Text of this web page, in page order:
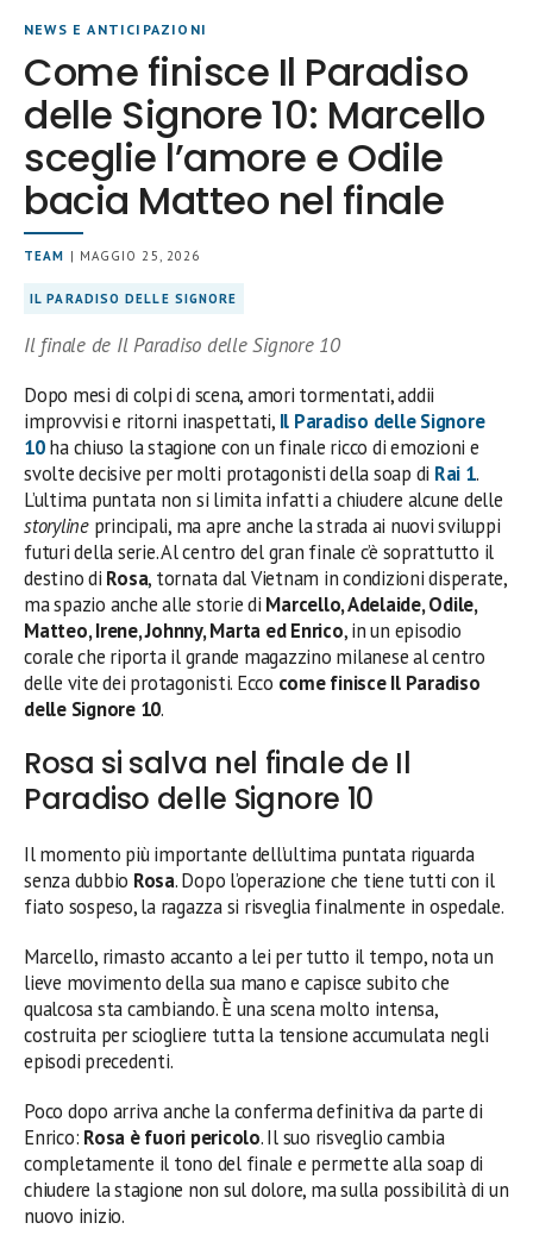
NEWS E ANTICIPAZIONI
Come finisce Il Paradiso
delle Signore 10: Marcello
sceglie l’amore e Odile
bacia Matteo nel finale
TEAM | MAGGIO 25, 2026
IL PARADISO DELLE SIGNORE
Il finale de Il Paradiso delle Signore 10
Dopo mesi di colpi di scena, amori tormentati, addii
improvvisi e ritorni inaspettati, Il Paradiso delle Signore
10ha chiuso la stagione con un finale ricco di emozioni e
svolte decisive per molti protagonisti della soap di Rai 1.
L’ultima puntata non si limita infatti a chiudere alcune delle
storylineprincipali, ma apre anche la strada ai nuovi sviluppi
futuri della serie. Al centro del gran finale c’è soprattutto il
destino di Rosa, tornata dal Vietnam in condizioni disperate,
ma spazio anche alle storie di Marcello, Adelaide, Odile,
Matteo, Irene, Johnny, Marta ed Enrico, in un episodio
corale che riporta il grande magazzino milanese al centro
delle vite dei protagonisti. Ecco come finisceIl Paradiso
delle Signore 10.
Rosa si salva nel finale de Il
Paradiso delle Signore 10
Il momento più importante dell’ultima puntata riguarda
senza dubbio Rosa. Dopo l’operazione che tiene tutti con il
fiato sospeso, la ragazza si risveglia finalmente in ospedale.
Marcello, rimasto accanto a lei per tutto il tempo, nota un
lieve movimento della sua mano e capisce subito che
qualcosa sta cambiando. È una scena molto intensa,
costruita per sciogliere tutta la tensione accumulata negli
episodi precedenti.
Poco dopo arriva anche la conferma definitiva da parte di
Enrico: Rosa è fuori pericolo. Il suo risveglio cambia
completamente il tono del finale e permette alla soap di
chiudere la stagione non sul dolore, ma sulla possibilità di un
nuovo inizio.